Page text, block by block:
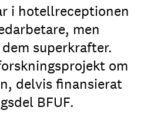
i hotellreceptionen
men
superkrafter.
om
delvis finansierat
BFUF.